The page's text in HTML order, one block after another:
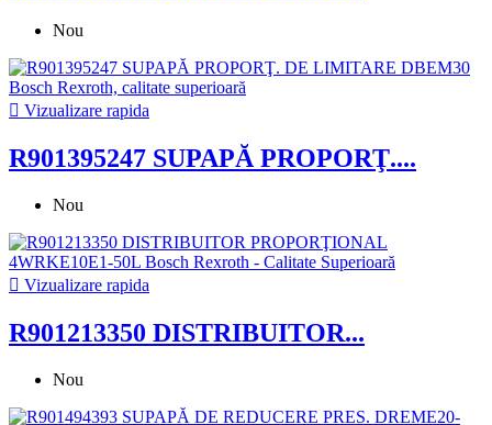
Nou
 Vizualizare rapida
R901395247 SUPAPĂ PROPORŢ....
Nou
 Vizualizare rapida
R901213350 DISTRIBUITOR...
Nou